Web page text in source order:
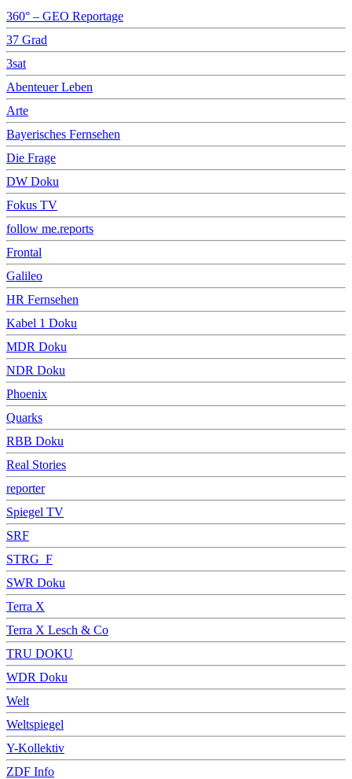
360° – GEO Reportage
37 Grad
3sat
Abenteuer Leben
Arte
Bayerisches Fernsehen
Die Frage
DW Doku
Fokus TV
follow me.reports
Frontal
Galileo
HR Fernsehen
Kabel 1 Doku
MDR Doku
NDR Doku
Phoenix
Quarks
RBB Doku
Real Stories
reporter
Spiegel TV
SRF
STRG_F
SWR Doku
Terra X
Terra X Lesch & Co
TRU DOKU
WDR Doku
Welt
Weltspiegel
Y-Kollektiv
ZDF Info